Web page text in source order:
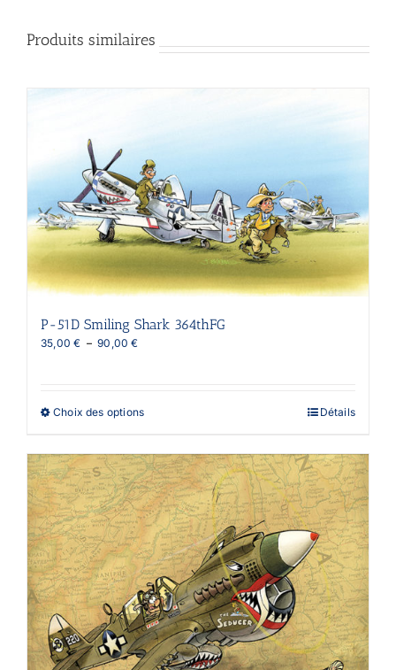
Produits similaires
P-51D Smiling Shark 364thFG
35,00€ – 90,00€Plage
Choix des optionsCe
plusieurs
variations.
Les
options
peuvent
être
choisies
sur
la
page
du
produit
Détails